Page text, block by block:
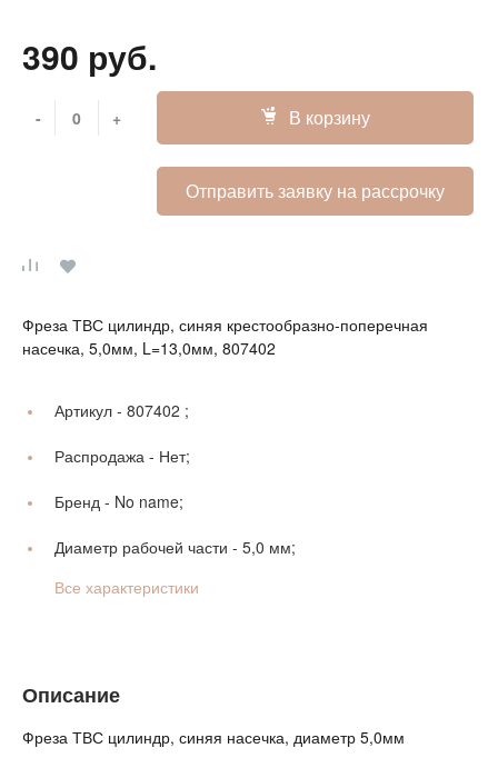
390 руб.
- + В корзину
Отправить заявку на рассрочку
Фреза ТВС цилиндр, синяя крестообразно-поперечная
насечка, 5,0мм, L=13,0мм, 807402
Артикул - 807402 ;
Распродажа - Нет;
Бренд - No name;
Диаметр рабочей части - 5,0 мм;
Все характеристики
Описание
Фреза ТВС цилиндр, синяя насечка, диаметр 5,0мм